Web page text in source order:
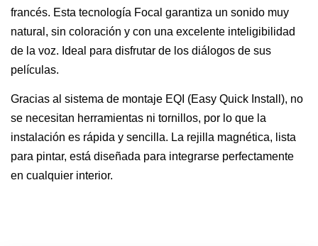
francés. Esta tecnología Focal garantiza un sonido muy
natural, sin coloración y con una excelente inteligibilidad
de la voz. Ideal para disfrutar de los diálogos de sus
películas.
Gracias al sistema de montaje EQI (Easy Quick Install), no
se necesitan herramientas ni tornillos, por lo que la
instalación es rápida y sencilla. La rejilla magnética, lista
para pintar, está diseñada para integrarse perfectamente
en cualquier interior.